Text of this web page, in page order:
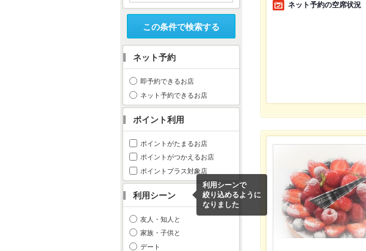
この条件で検索する
ネット予約
即予約できるお店
ネット予約できるお店
ポイント利用
ポイントがたまるお店
ポイントがつかえるお店
ポイントプラス対象店
利用シーン
利用シーンで
絞り込めるように
なりました
友人・知人と
家族・子供と
デート
ネット予約の空席状況